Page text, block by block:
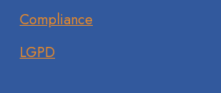
Compliance
LGPD